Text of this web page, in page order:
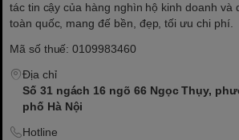
tác tin cậy của hàng nghìn hộ kinh doanh và
toàn quốc, mang đế bền, đẹp, tối ưu chi phí.
Mã số thuế: 0109983460
Địa chỉ
Số 31 ngách 16 ngõ 66 Ngọc Thụy,
phố Hà Nội
Hotline